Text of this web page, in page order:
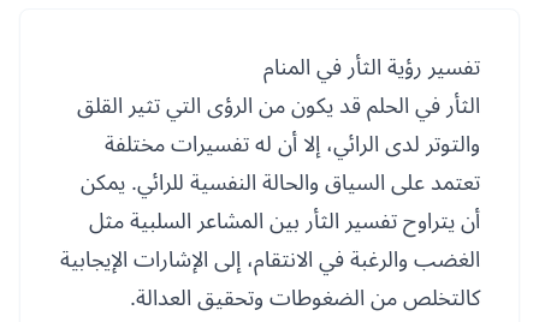
تفسير رؤية الثأر في المنام
الثأر في الحلم قد يكون من الرؤى التي تثير القلق
والتوتر لدى الرائي، إلا أن له تفسيرات مختلفة
تعتمد على السياق والحالة النفسية للرائي. يمكن
أن يتراوح تفسير الثأر بين المشاعر السلبية مثل
الغضب والرغبة في الانتقام، إلى الإشارات الإيجابية
كالتخلص من الضغوطات وتحقيق العدالة.